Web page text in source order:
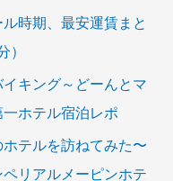
時期、最安運賃まと
キング～どーんとマ
ホテル宿泊レポ
テルを訪ねてみた〜
リアルメーピンホテ